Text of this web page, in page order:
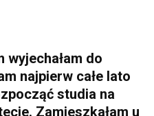
wyjechałam do
najpierw całe lato
studia na
Zamieszkałam u